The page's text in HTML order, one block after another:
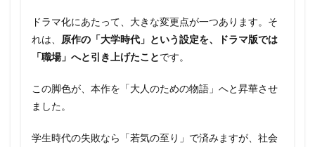
ドラマ化にあたって、大きな変更点が一つあります。そ
れは、 原作の「大学時代」という設定を、ドラマ版では
「職場」へと引き上げたことです。
この脚色が、本作を「大人のための物語」へと昇華させ
ました。
学生時代の失敗なら「若気の至り」で済みますが、社会